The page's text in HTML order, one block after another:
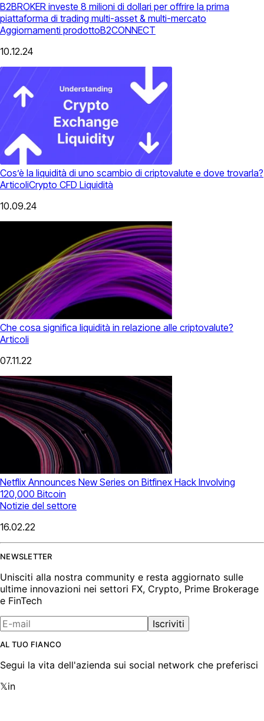
B2BROKER investe 8 milioni di dollari per offrire la prima
piattaforma di trading multi-asset & multi-mercato
Aggiornamenti prodottoB2CONNECT
10.12.24
Cos’è la liquidità di uno scambio di criptovalute e dove trovarla?
ArticoliCrypto CFD Liquidità
10.09.24
Che cosa significa liquidità in relazione alle criptovalute?
Articoli
07.11.22
Netflix Announces New Series on Bitfinex Hack Involving
120,000 Bitcoin
Notizie del settore
16.02.22
NEWSLETTER
Unisciti alla nostra community e resta aggiornato sulle
ultime innovazioni nei settori FX, Crypto, Prime Brokerage
e FinTech
Iscriviti
AL TUO FIANCO
Segui la vita dell'azienda sui social network che preferisci
𝕏in